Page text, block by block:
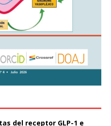
del receptor GLP-1 e